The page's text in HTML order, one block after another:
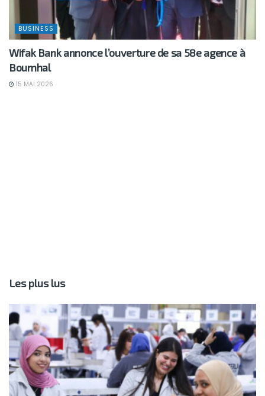
BUSINESS
Wifak Bank annonce l’ouverture de sa 58e agence à
Boumhal
15 MAI 2026
Les plus lus